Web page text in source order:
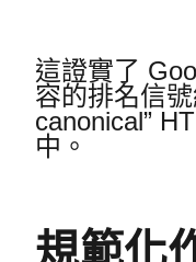
這證實了
容的排名信
canonical”
中。
規範化